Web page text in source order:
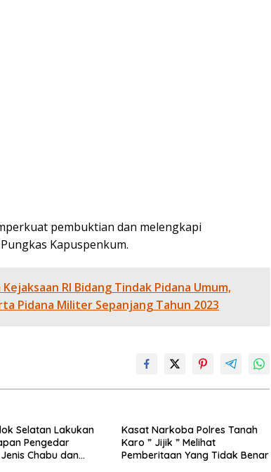
pembuktian dan melengkapi
Kapuspenkum.
RI Bidang Tindak Pidana Umum,
Pidana Militer Sepanjang Tahun 2023
Selatan Lakukan
Pengedar
Chabu dan
Kasat Narkoba Polres Tanah
Karo ” Jijik ” Melihat
Pemberitaan Yang Tidak Benar